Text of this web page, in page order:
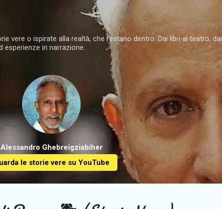
Passa ai contenuti principali
vere o ispirate alla realtà, che restano dentro. Dai libri al teatro, dai
in narrazione.
Alessandro Ghebreigziabiher
le storie vere su YouTube